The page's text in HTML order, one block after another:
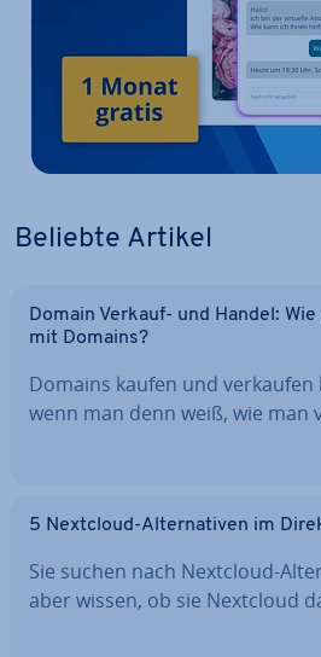
Beliebte Artikel
Domain Verkauf- und Handel:
mit Domains?
Domains kaufen und verkaufen
wenn man denn weiß, wie man
5 Nextcloud-Al­ter­na­ti­ven im
Sie suchen nach Nextcloud-
aber wissen, ob sie Nextcloud